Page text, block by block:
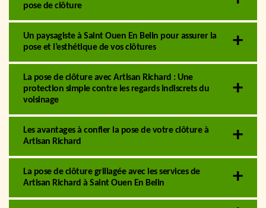
pose de clôture
Un paysagiste à Saint Ouen En Belin pour assurer la
pose et l’esthétique de vos clôtures
La pose de clôture avec Artisan Richard : Une
protection simple contre les regards indiscrets du
voisinage
Les avantages à confier la pose de votre clôture à
Artisan Richard
La pose de clôture grillagée avec les services de
Artisan Richard à Saint Ouen En Belin